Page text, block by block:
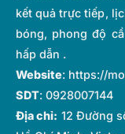
Tìm hiểu chi
Với cầu thủ:
có thể
sự hiệu quả
kết quả trực tiếp,
bóng, phong độ
hấp dẫn .
Website: https://
SDT: 0928007144
Địa chỉ: 12 Đường